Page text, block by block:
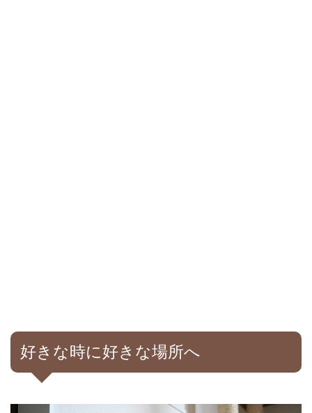
好きな時に好きな場所へ